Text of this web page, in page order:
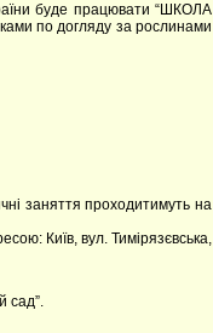
буде працювати “ШКОЛА
по догляду за рослинами
заняття проходитимуть на
Київ, вул. Тимірязєвська,
сад”.